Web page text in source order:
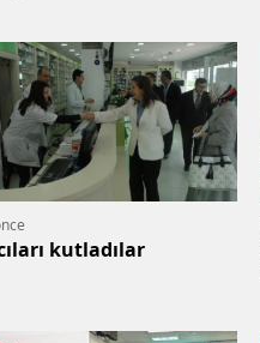
kutladılar